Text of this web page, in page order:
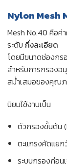
Nylon Mesh
Mesh No.40 คือค่
ระดับ กึ่งละเอียด
โดยมีขนาดช่องกร
สำหรับการกรองอ
สม่ำเสมอของคุณภ
นิยมใช้งานเป็น
ตัวกรองขั้นต้น
ตะแกรงคัดแย
ระบบกรองก่อน